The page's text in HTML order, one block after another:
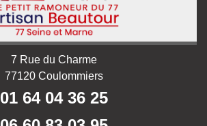
7 Rue du Charme
77120 Coulommiers
01 64 04 36 25